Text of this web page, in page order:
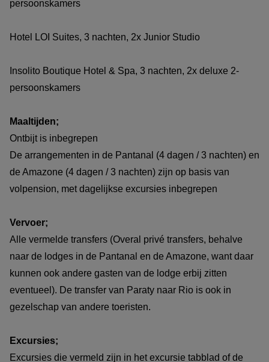
persoonskamers
Hotel LOI Suites, 3 nachten, 2x Junior Studio
Insolito Boutique Hotel & Spa, 3 nachten, 2x deluxe 2-
persoonskamers
Maaltijden;
Ontbijt is inbegrepen
De arrangementen in de Pantanal (4 dagen / 3 nachten) en
de Amazone (4 dagen / 3 nachten) zijn op basis van
volpension, met dagelijkse excursies inbegrepen
Vervoer;
Alle vermelde transfers (Overal privé transfers, behalve
naar de lodges in de Pantanal en de Amazone, want daar
kunnen ook andere gasten van de lodge erbij zitten
eventueel). De transfer van Paraty naar Rio is ook in
gezelschap van andere toeristen.
Excursies;
Excursies die vermeld zijn in het excursie tabblad of de